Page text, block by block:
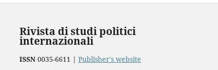
Rivista di studi politici
internazionali
ISSN0035-6611 | Publisher's website